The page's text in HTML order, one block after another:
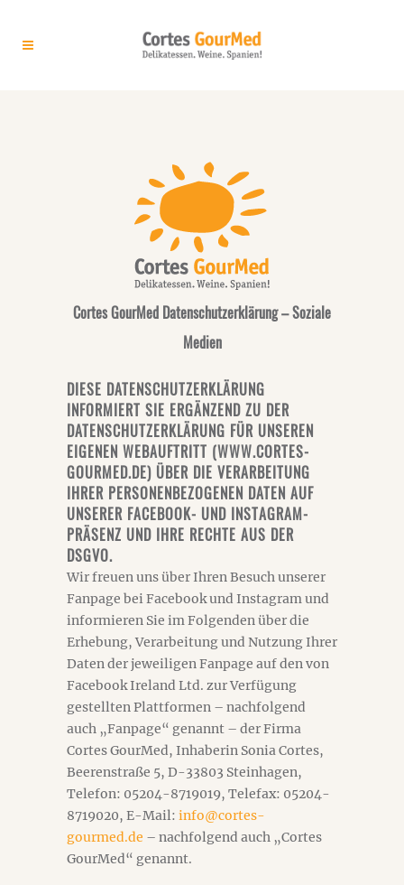
Cortes GourMed Datenschutzerklärung – Soziale
Medien
DIESE DATENSCHUTZERKLÄRUNG
INFORMIERT SIE ERGÄNZEND ZU DER
DATENSCHUTZERKLÄRUNG FÜR UNSEREN
EIGENEN WEBAUFTRITT (WWW.CORTES-
GOURMED.DE) ÜBER DIE VERARBEITUNG
IHRER PERSONENBEZOGENEN DATEN AUF
UNSERER FACEBOOK- UND INSTAGRAM-
PRÄSENZ UND IHRE RECHTE AUS DER
DSGVO.
Wir freuen uns über Ihren Besuch unserer
Fanpage bei Facebook und Instagram und
informieren Sie im Folgenden über die
Erhebung, Verarbeitung und Nutzung Ihrer
Daten der jeweiligen Fanpage auf den von
Facebook Ireland Ltd. zur Verfügung
gestellten Plattformen – nachfolgend
auch „Fanpage“ genannt – der Firma
Cortes GourMed, Inhaberin Sonia Cortes,
Beerenstraße 5, D-33803 Steinhagen,
Telefon: 05204-8719019, Telefax: 05204-
8719020, E-Mail: info@cortes-
gourmed.de – nachfolgend auch „Cortes
GourMed“ genannt.